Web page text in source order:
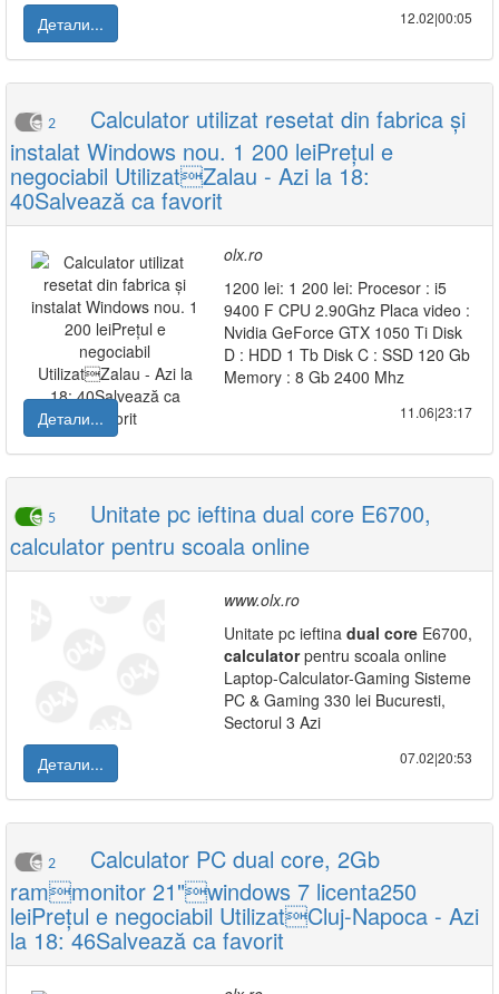
Детали...
12.02|00:05
2
Calculator utilizat resetat din fabrica și
instalat Windows nou. 1 200 leiPrețul e
negociabil UtilizatZalau - Azi la 18:
40Salvează ca favorit
olx.ro
1200 lei: 1 200 lei: Procesor : i5
9400 F CPU 2.90Ghz Placa video :
Nvidia GeForce GTX 1050 Ti Disk
D : HDD 1 Tb Disk C : SSD 120 Gb
Memory : 8 Gb 2400 Mhz
Детали...
11.06|23:17
5
Unitate pc ieftina dual core E6700,
calculator pentru scoala online
www.olx.ro
Unitate pc ieftina dual core E6700,
calculatorpentru scoala online
Laptop-Calculator-Gaming Sisteme
PC & Gaming 330 lei Bucuresti,
Sectorul 3 Azi
Детали...
07.02|20:53
2
Calculator PC dual core, 2Gb
rammonitor 21"windows 7 licenta250
leiPrețul e negociabil UtilizatCluj-Napoca - Azi
la 18: 46Salvează ca favorit